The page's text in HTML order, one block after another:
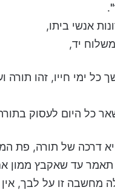
.
אנשי ביתו,
יד,
ימי חייו, זהו תורה
כל היום לעסוק
דרכה של תורה, פת
עד שאקבץ ממון
מחשבה זו על לבך,